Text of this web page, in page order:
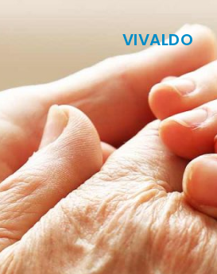
VIVALDO